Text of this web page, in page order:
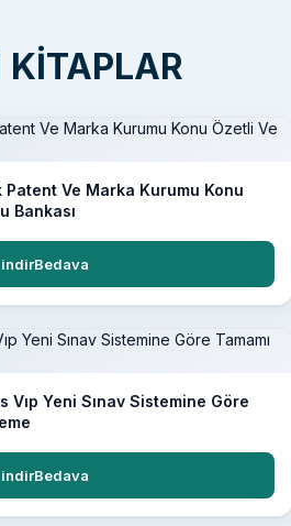
KITAPLAR
Patent Ve Marka Kurumu Konu
Bankası
indirBedava
Vıp Yeni Sınav Sistemine Göre
indirBedava